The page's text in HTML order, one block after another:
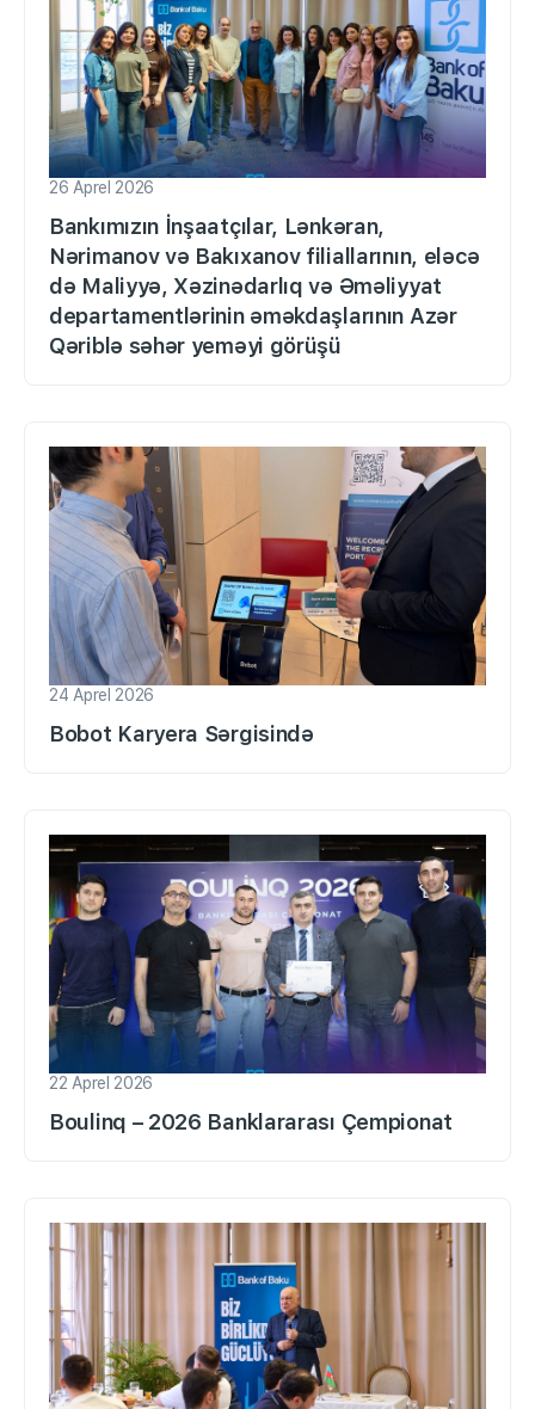
26 Aprel 2026
Bankımızın İnşaatçılar, Lənkəran,
Nərimanov və Bakıxanov filiallarının, eləcə
də Maliyyə, Xəzinədarlıq və Əməliyyat
departamentlərinin əməkdaşlarının Azər
Qəriblə səhər yeməyi görüşü
24 Aprel 2026
Bobot Karyera Sərgisində
22 Aprel 2026
Boulinq – 2026 Banklararası Çempionat